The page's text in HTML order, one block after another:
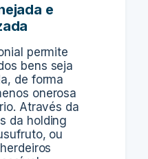
e
permite
bens seja
de forma
onerosa
Através da
da holding
ou